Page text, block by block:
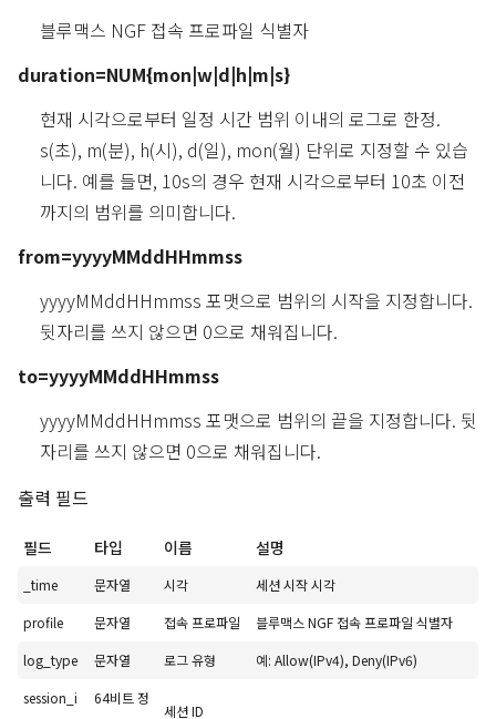
블루맥스 NGF 접속 프로파일 식별자
duration=NUM{mon|w|d|h|m|s}
현재 시각으로부터 일정 시간 범위 이내의 로그로 한정.
s(초), m(분), h(시), d(일), mon(월) 단위로 지정할 수 있습
니다. 예를 들면, 10s의 경우 현재 시각으로부터 10초 이전
까지의 범위를 의미합니다.
from=yyyyMMddHHmmss
yyyyMMddHHmmss 포맷으로 범위의 시작을 지정합니다.
뒷자리를 쓰지 않으면 0으로 채워집니다.
to=yyyyMMddHHmmss
yyyyMMddHHmmss 포맷으로 범위의 끝을 지정합니다. 뒷
자리를 쓰지 않으면 0으로 채워집니다.
출력 필드
필드 타입 이름 설명
_time 문자열 시각
세션 시작 시각
profile
문자열 접속 프로파일
블루맥스 NGF 접속 프로파일 식별자
log_type
문자열 로그 유형
예: Allow(IPv4), Deny(IPv6)
session_i
64비트 정
세션 ID